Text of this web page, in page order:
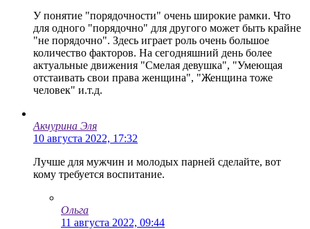
У понятие "порядочности" очень широкие рамки. Что
для одного "порядочно" для другого может быть крайне
"не порядочно". Здесь играет роль очень большое
количество факторов. На сегодняшний день более
актуальные движения "Смелая девушка", "Умеющая
отстаивать свои права женщина", "Женщина тоже
человек" и.т.д.
Акчурина Эля
10 августа 2022, 17:32
Лучше для мужчин и молодых парней сделайте, вот
кому требуется воспитание.
Ольга
11 августа 2022, 09:44